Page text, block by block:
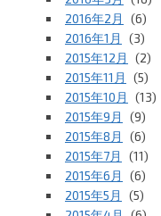
2016年2月
(6)
2016年1月
(3)
2015年12月
(2)
2015年11月
(5)
2015年10月
(13)
2015年9月
(9)
2015年8月
(6)
2015年7月
(11)
2015年6月
(6)
2015年5月
(5)